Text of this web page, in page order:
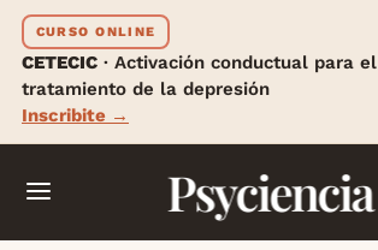
CURSO ONLINE
CETECIC · Activación conductual para el
tratamiento de la depresión
Inscribite →
Psyciencia